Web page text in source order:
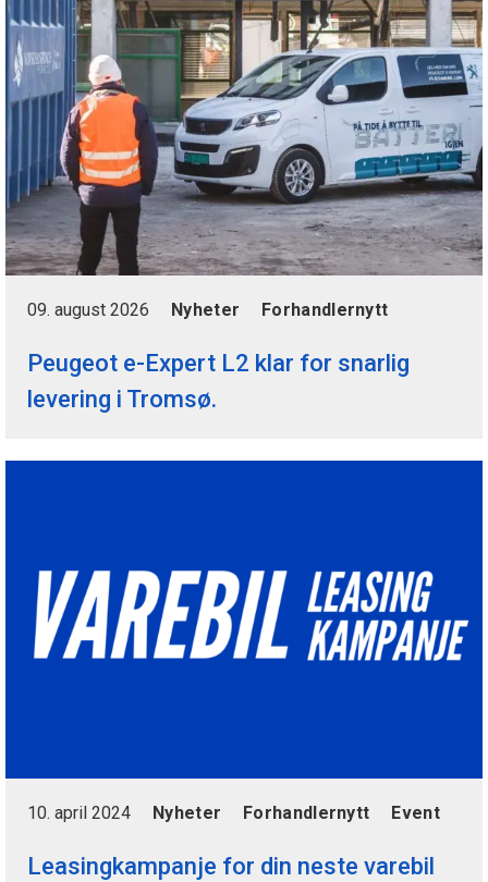
09. august 2026 Nyheter Forhandlernytt
Peugeot e-Expert L2 klar for snarlig
levering i Tromsø.
10. april 2024 Nyheter Forhandlernytt Event
Leasingkampanje for din neste varebil